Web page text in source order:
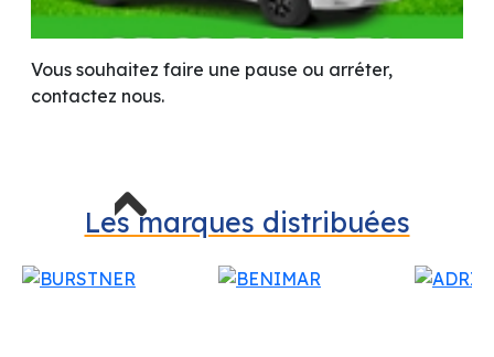
Vous souhaitez faire une pause ou arréter,
contactez nous.
Les marques distribuées
Previous